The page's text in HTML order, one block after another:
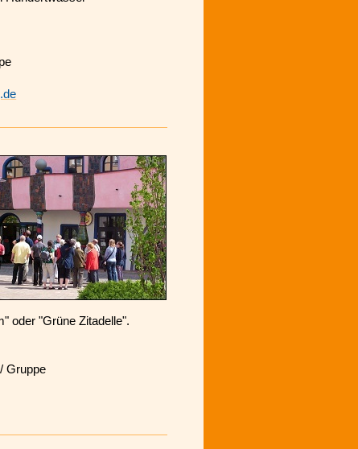
oder "Grüne Zitadelle".
Gruppe